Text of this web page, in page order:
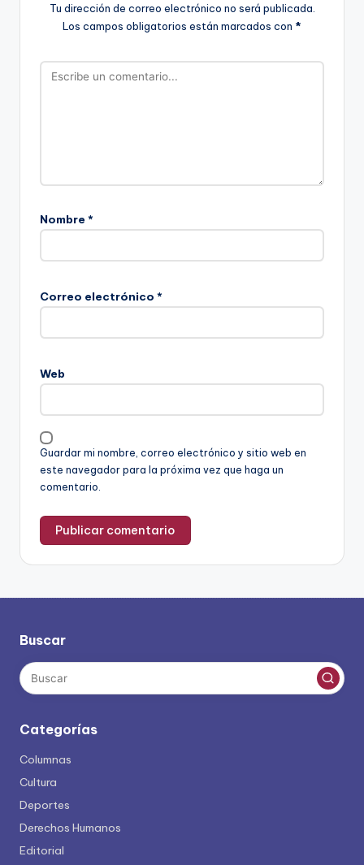
Tu dirección de correo electrónico no será publicada.
Los campos obligatorios están marcados con *
Nombre *
Correo electrónico *
Web
Guardar mi nombre, correo electrónico y sitio web en
este navegador para la próxima vez que haga un
comentario.
Buscar
Categorías
Columnas
Cultura
Deportes
Derechos Humanos
Editorial